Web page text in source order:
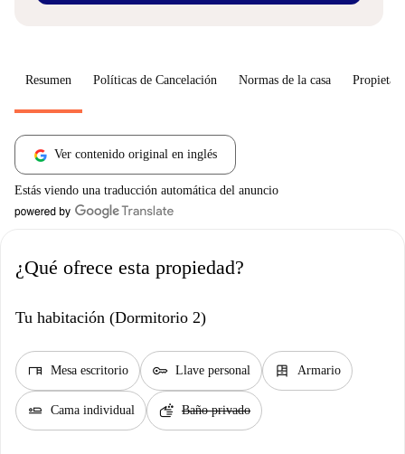
Resumen Políticas de Cancelación Normas de la casa
Ver contenido original en inglés
Estás viendo una traducción automática del anuncio
¿Qué ofrece esta propiedad?
Tu habitación (Dormitorio 2)
desk Mesa escritorio key Llave personal dresser Armario
airline_seat_flat Cama individual soap Baño privado